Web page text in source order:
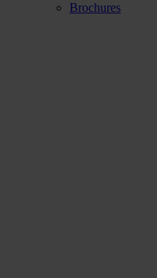
Brochures